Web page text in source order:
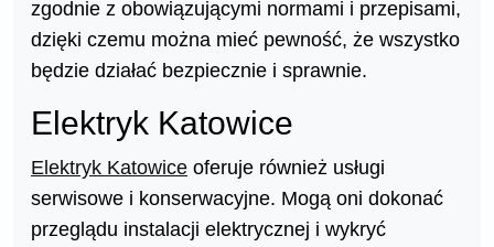
zgodnie z obowiązującymi normami i przepisami,
dzięki czemu można mieć pewność, że wszystko
będzie działać bezpiecznie i sprawnie.
Elektryk Katowice
Elektryk Katowice oferuje również usługi
serwisowe i konserwacyjne. Mogą oni dokonać
przeglądu instalacji elektrycznej i wykryć